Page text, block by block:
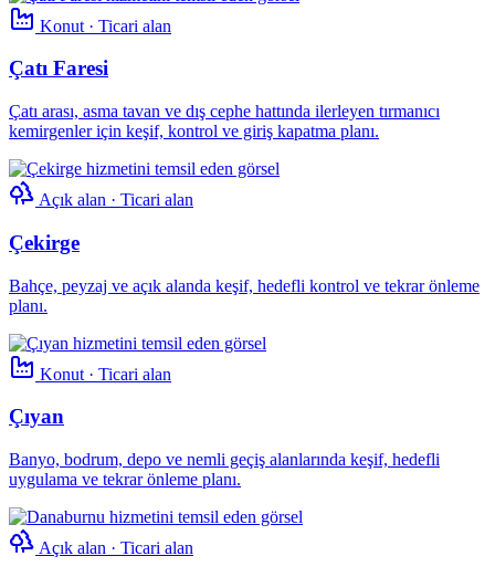
Konut · Ticari alan
Çatı Faresi
Çatı arası, asma tavan ve dış cephe hattında ilerleyen tırmanıcı
kemirgenler için keşif, kontrol ve giriş kapatma planı.
Açık alan · Ticari alan
Çekirge
Bahçe, peyzaj ve açık alanda keşif, hedefli kontrol ve tekrar önleme
planı.
Konut · Ticari alan
Çıyan
Banyo, bodrum, depo ve nemli geçiş alanlarında keşif, hedefli
uygulama ve tekrar önleme planı.
Açık alan · Ticari alan